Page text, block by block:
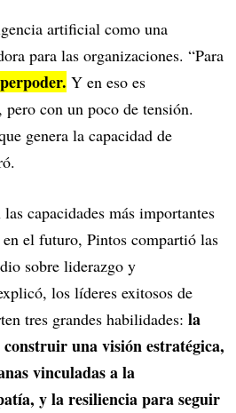
artificial como una
para las organizaciones. “Para
Y en eso es
con un poco de tensión.
genera la capacidad de
capacidades más importantes
el futuro, Pintos compartió las
sobre liderazgo y
los líderes exitosos de
tres grandes habilidades: la
una visión estratégica,
vinculadas a la
y la resiliencia para seguir